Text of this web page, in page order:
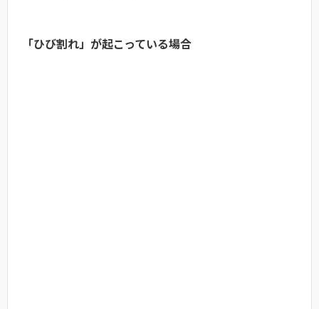
「ひび割れ」が起こっている場合